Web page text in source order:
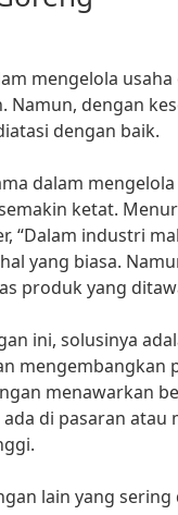
mengelola
Namun, dengan
dengan baik.
dalam
ketat.
“Dalam industri
yang biasa.
produk yang
ini, solusinya
mengembangkan
menawarkan
di pasaran atau
lain yang